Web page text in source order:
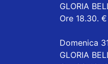
GLORIA
Ore 18.30.
Domenica
GLORIA